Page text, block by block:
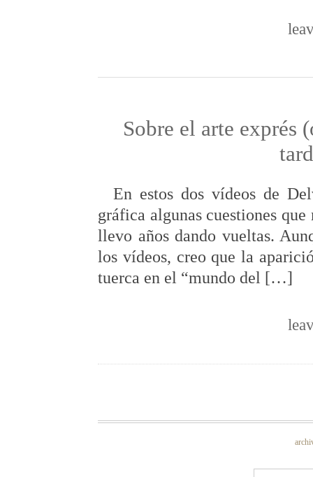
Sobre el arte exprés
En estos dos vídeos de
gráfica algunas cuestiones
llevo años dando vueltas.
los vídeos, creo que la
tuerca en el “mundo del […]